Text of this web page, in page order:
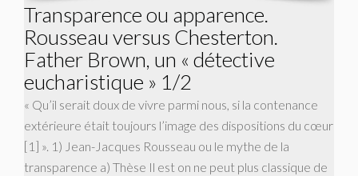
Transparence ou apparence.
Rousseau versus Chesterton.
Father Brown, un « détective
eucharistique » 1/2
« Qu’il serait doux de vivre parmi nous, si la contenance
extérieure était toujours l’image des dispositions du cœur
[1] ». 1) Jean-Jacques Rousseau ou le mythe de la
transparence a) Thèse Il est on ne peut plus classique de